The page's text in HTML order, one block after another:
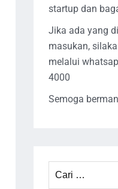
startup dan
Jika ada yang
masukan,
melalui
4000
Semoga
untuk: